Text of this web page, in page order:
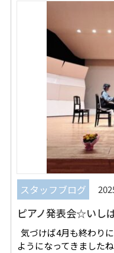
スタッフブログ
ピアノ発表会☆いし
気づけば4月も終わり
ようになってきまし